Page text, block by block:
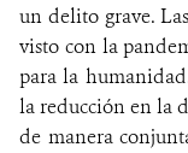
un delito grave.
visto con la
para la
la reducción en la
de manera